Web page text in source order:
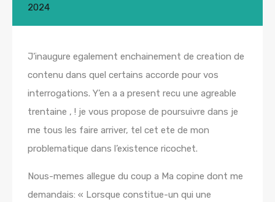
2024
J’inaugure egalement enchainement de creation de
contenu dans quel certains accorde pour vos
interrogations. Y’en a a present recu une agreable
trentaine , ! je vous propose de poursuivre dans je
me tous les faire arriver, tel cet ete de mon
problematique dans l’existence ricochet.
Nous-memes allegue du coup a Ma copine dont me
demandais: « Lorsque constitue-un qui une